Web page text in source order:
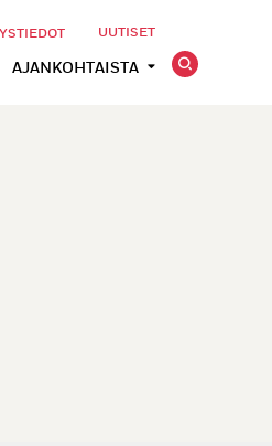
UUTISET
AJANKOHTAISTA